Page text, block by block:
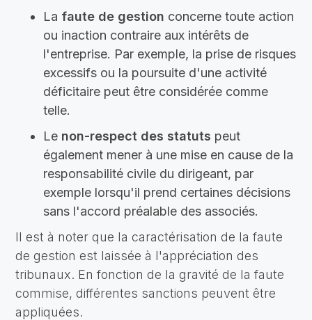
La faute de gestion concerne toute action
ou inaction contraire aux intérêts de
l'entreprise. Par exemple, la prise de risques
excessifs ou la poursuite d'une activité
déficitaire peut être considérée comme
telle.
Le non-respect des statuts peut
également mener à une mise en cause de la
responsabilité civile du dirigeant, par
exemple lorsqu'il prend certaines décisions
sans l'accord préalable des associés.
Il est à noter que la caractérisation de la faute
de gestion est laissée à l'appréciation des
tribunaux. En fonction de la gravité de la faute
commise, différentes sanctions peuvent être
appliquées.